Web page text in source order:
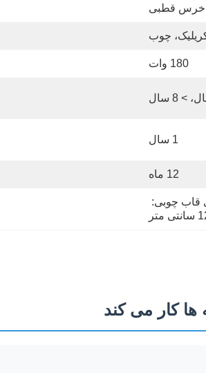
خرس قطبی
چوب
180 وات
1 سال
12 ماه
کار می کند